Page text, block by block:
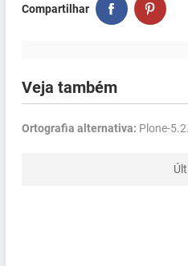
Compartilhar
Veja também
Ortografia alternativa: Plone-